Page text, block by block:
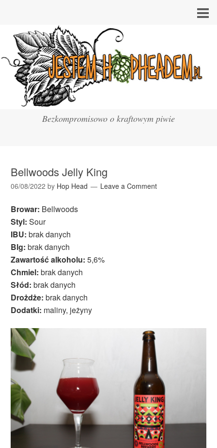
Bezkompromisowo o kraftowym piwie
Bellwoods Jelly King
06/08/2022 by Hop Head Leave a Comment
Browar: Bellwoods
Styl: Sour
IBU: brak danych
Blg: brak danych
Zawartość alkoholu: 5,6%
Chmiel: brak danych
Słód: brak danych
Drożdże: brak danych
Dodatki: maliny, jeżyny